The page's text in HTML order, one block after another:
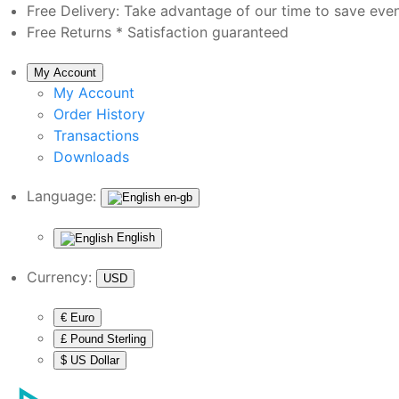
Free Delivery: Take advantage of our time to save
Free Returns * Satisfaction guaranteed
My Account
My Account
Order History
Transactions
Downloads
Language: en-gb
English
Currency: USD
€ Euro
£ Pound Sterling
$ US Dollar